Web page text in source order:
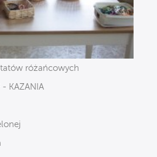
różańcowych
- KAZANIA